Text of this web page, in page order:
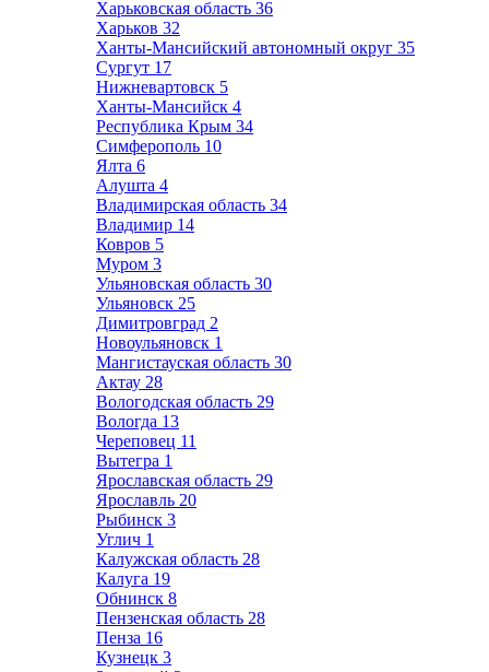
Харьковская область 36
Харьков 32
Ханты-Мансийский автономный округ 35
Сургут 17
Нижневартовск 5
Ханты-Мансийск 4
Республика Крым 34
Симферополь 10
Ялта 6
Алушта 4
Владимирская область 34
Владимир 14
Ковров 5
Муром 3
Ульяновская область 30
Ульяновск 25
Димитровград 2
Новоульяновск 1
Мангистауская область 30
Актау 28
Вологодская область 29
Вологда 13
Череповец 11
Вытегра 1
Ярославская область 29
Ярославль 20
Рыбинск 3
Углич 1
Калужская область 28
Калуга 19
Обнинск 8
Пензенская область 28
Пенза 16
Кузнецк 3